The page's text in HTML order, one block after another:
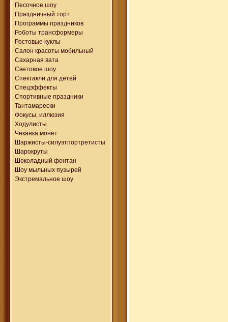
Песочное шоу
Праздничный торт
Программы праздников
Роботы трансформеры
Ростовые куклы
Салон красоты мобильный
Сахарная вата
Световое шоу
Спектакли для детей
Спецэффекты
Спортивные праздники
Тантамарески
Фокусы, иллюзия
Ходулисты
Чеканка монет
Шаржисты-силуэтпортретисты
Шарокруты
Шоколадный фонтан
Шоу мыльных пузырей
Экстремальное шоу